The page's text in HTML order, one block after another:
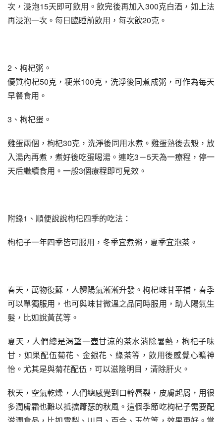
次，浸泡15天即可飲用。飲完後再加入300克白酒，如上法
再浸泡一次。每日臨睡前飲用，每次飲20克。
2、枸杞粥。
優質枸杞50克，粳米100克，洗淨後同煮成粥，可作為每天
早餐食用。
3、枸杞蛋。
雞蛋兩個，枸杞30克，洗淨後同用水煮。雞蛋熟後去殼，放
入湯內再煮，煮好後吃蛋喝湯。連吃3－5天為一療程，停一
天后繼續食用。一般3個療程即可見效。
附錄1、順便說說枸杞四季的吃法：
枸杞子一年四季皆可服用，冬季宜煮粥，夏季宜泡茶。
春天，萬物復蘇，人體陽氣漸漸升發。枸杞味甘平補，春季
可以單獨服用，也可與味甘微溫之品同時服用，助人陽氣生
髮，比如說黃芪等。
夏天，人們總是渴望一壺甘涼的茶水消除暑熱，枸杞子味
甘，如果配伍菊花、金銀花、綠茶等，飲用後感覺心曠神
怡。尤其是與菊花配伍，可以滋陰明目，清除肝火。
秋天，空氣乾燥，人們總感覺到口幹唇裂，皮膚起屑，用很
多潤膚霜也難以抵擋蕭瑟的秋風。這個季節吃枸杞子需要配